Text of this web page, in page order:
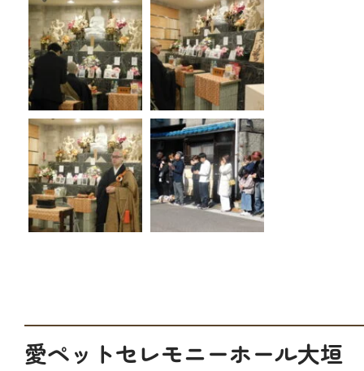
愛ペットセレモニーホール大垣